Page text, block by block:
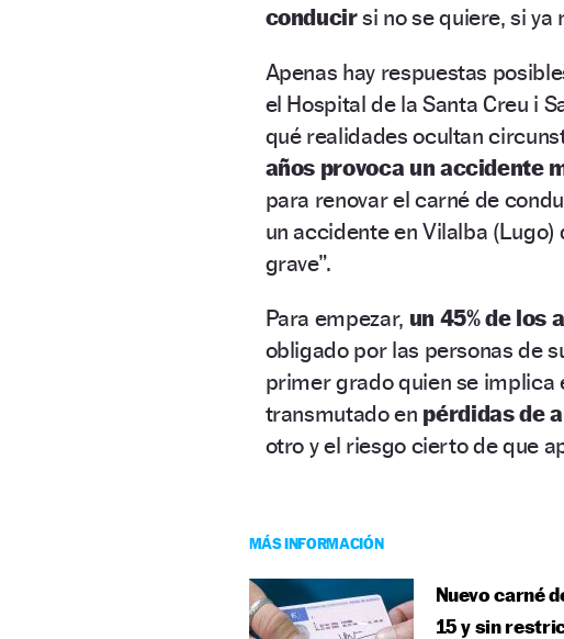
conducirsi no se quiere, si ya
Apenas hay respuestas
el Hospital de la Santa Creu i
qué realidades ocultan
años provoca un accidente
para renovar el carné de
un accidente en Vilalba
grave”.
Para empezar, un 45% de los
obligado por las personas de
primer grado quien se implica
transmutado en pérdidas de
otro y el riesgo cierto de que
MÁS INFORMACIÓN
Nuevo carné
15 y sin